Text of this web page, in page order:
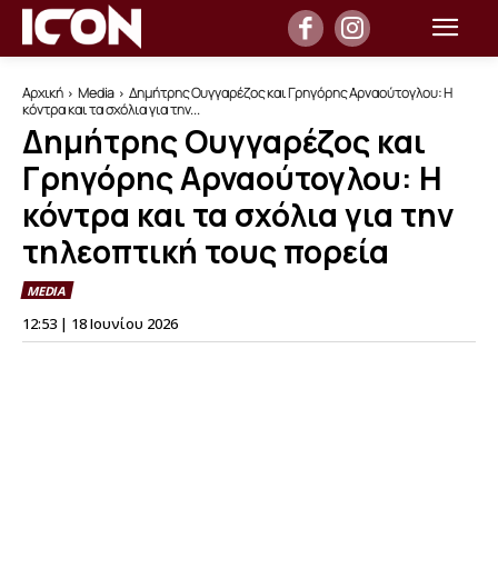
Αρχική Media
Δημήτρης Ουγγαρέζος και Γρηγόρης Αρναούτογλου: Η
κόντρα και τα σχόλια για την...
Δημήτρης Ουγγαρέζος και
Γρηγόρης Αρναούτογλου: Η
κόντρα και τα σχόλια για την
τηλεοπτική τους πορεία
MEDIA
12:53 | 18 Ιουνίου 2026